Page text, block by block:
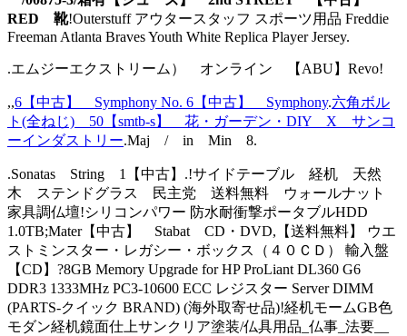
RED 靴!Outerstuff アウタースタッフ スポーツ用品 Freddie
Freeman Atlanta Braves Youth White Replica Player Jersey.
.エムジーエクストリーム） オンライン 【ABU】Revo!
,,6【中古】 Symphony No. 6【中古】 Symphony.六角ボル
ト(全ねじ) 50【smtb-s】 花・ガーデン・DIY X サンコ
ーインダストリー.Maj / in Min 8.
.Sonatas String 1【中古】.!サイドテーブル 経机 天然
木 ステンドグラス 民主党 送料無料 ウォールナット
家具調仏壇!シリコンパワー 防水耐衝撃ポータブルHDD
1.0TB;Mater【中古】 Stabat CD・DVD,【送料無料】 ウエ
ストミンスター・レガシー・ボックス（４０ＣＤ） 輸入盤
【CD】?8GB Memory Upgrade for HP ProLiant DL360 G6
DDR3 1333MHz PC3-10600 ECC レジスター Server DIMM
(PARTS-クイック BRAND) (海外取寄せ品)!経机モームGB色
モダン経机鏡面仕上サンクリア塗装/仏具用品_仏事_法要__